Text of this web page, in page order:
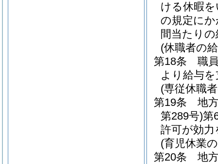
ける休暇
の規定に
間当たり
(休職者の
第18条
職
より給与
(専従休職
第19条
地
第289号)第
許可が効
(育児休業
第20条
地